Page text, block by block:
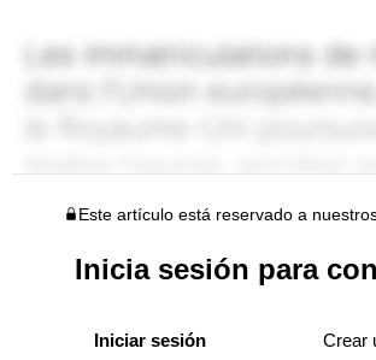
Este artículo está reservado a
Inicia sesión para
Iniciar sesión Crear